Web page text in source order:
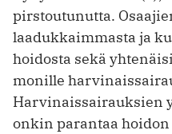
pirstoutunutta.
laadukkaimmasta ja
hoidosta sekä
monille
Harvinaissairauksien
onkin parantaa